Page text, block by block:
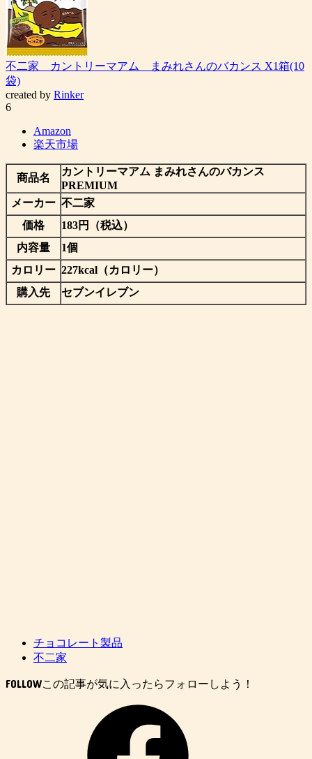
不二家 カントリーマアム まみれさんのバカンス X1箱(10
袋)
created by Rinker
6
Amazon
楽天市場
商品名
カントリーマアム まみれさんのバカンス
PREMIUM
メーカー 不二家
価格
183円（税込）
内容量
1個
カロリー 227kcal（カロリー）
購入先
セブンイレブン
チョコレート製品
不二家
FOLLOW